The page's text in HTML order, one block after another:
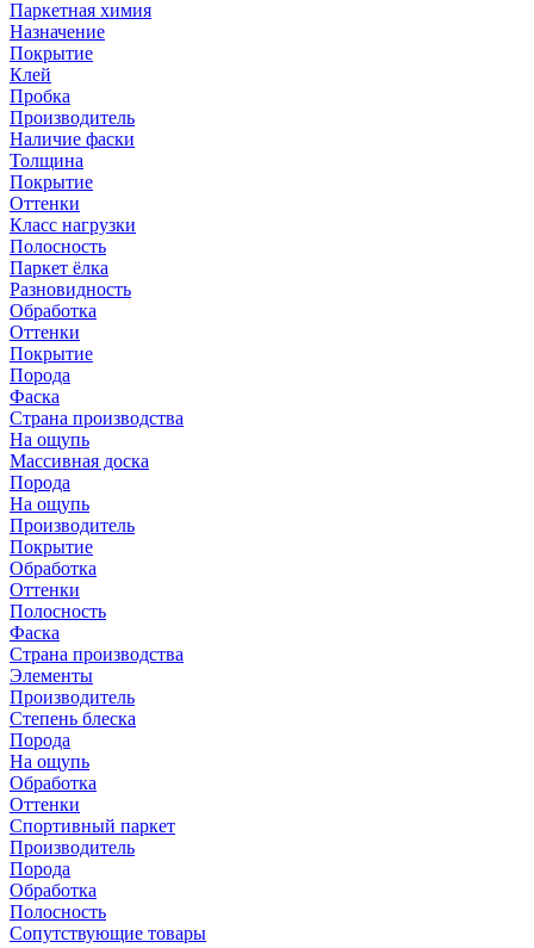
Паркетная химия
Назначение
Покрытие
Клей
Пробка
Производитель
Наличие фаски
Толщина
Покрытие
Оттенки
Класс нагрузки
Полосность
Паркет ёлка
Разновидность
Обработка
Оттенки
Покрытие
Порода
Фаска
Страна производства
На ощупь
Массивная доска
Порода
На ощупь
Производитель
Покрытие
Обработка
Оттенки
Полосность
Фаска
Страна производства
Элементы
Производитель
Степень блеска
Порода
На ощупь
Обработка
Оттенки
Спортивный паркет
Производитель
Порода
Обработка
Полосность
Сопутствующие товары